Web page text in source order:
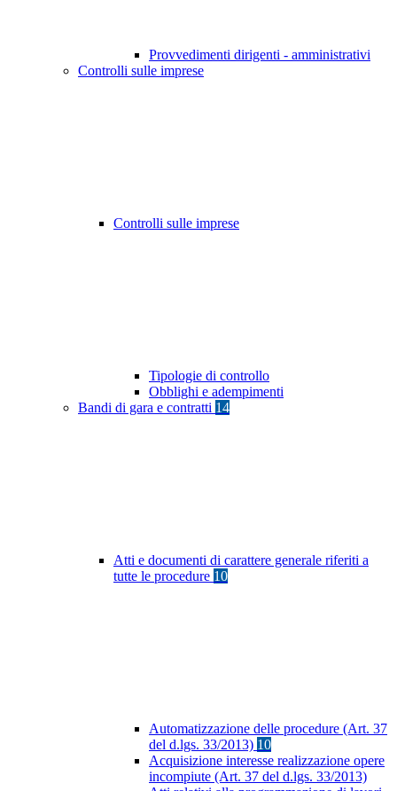
Provvedimenti dirigenti - amministrativi
Controlli sulle imprese
Controlli sulle imprese
Tipologie di controllo
Obblighi e adempimenti
Bandi di gara e contratti 14
Atti e documenti di carattere generale riferiti a
tutte le procedure 10
Automatizzazione delle procedure (Art. 37
del d.lgs. 33/2013) 10
Acquisizione interesse realizzazione opere
incompiute (Art. 37 del d.lgs. 33/2013)